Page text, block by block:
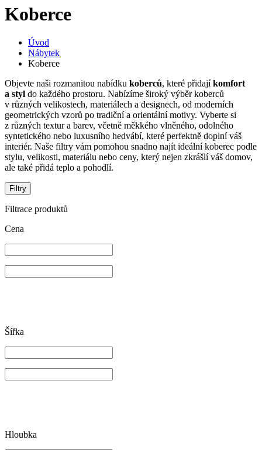
Koberce
Úvod
Nábytek
Koberce
Objevte naši rozmanitou nabídku koberců, které přidajíkomfort
a styl do každého prostoru. Nabízíme široký výběr koberců
v různých velikostech, materiálech a designech, od moderních
geometrických vzorů po tradiční a orientální motivy. Vyberte si
z různých textur a barev, včetně měkkého vlněného, odolného
syntetického nebo luxusního hedvábí, které perfektně doplní váš
interiér. Naše filtry vám pomohou snadno najít ideální koberec podle
stylu, velikosti, materiálu nebo ceny, který nejen zkrášlí váš domov,
ale také přidá teplo a pohodlí.
Filtry
Filtrace produktů
Cena
Šířka
Hloubka